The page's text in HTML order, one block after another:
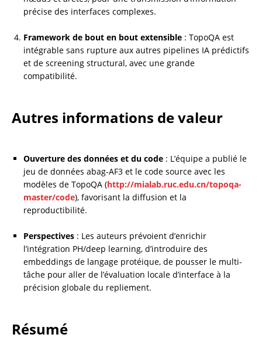
précise des interfaces complexes.
Framework de bout en bout extensible : TopoQA est
intégrable sans rupture aux autres pipelines IA prédictifs
et de screening structural, avec une grande
compatibilité.
Autres informations de valeur
Ouverture des données et du code : L’équipe a publié le
jeu de données abag-AF3 et le code source avec les
modèles de TopoQA (http://mialab.ruc.edu.cn/topoqa-
master/code), favorisant la diffusion et la
reproductibilité.
Perspectives : Les auteurs prévoient d’enrichir
l’intégration PH/deep learning, d’introduire des
embeddings de langage protéique, de pousser le multi-
tâche pour aller de l’évaluation locale d’interface à la
précision globale du repliement.
Résumé